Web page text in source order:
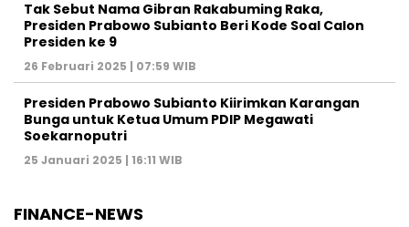
Tak Sebut Nama Gibran Rakabuming Raka,
Presiden Prabowo Subianto Beri Kode Soal Calon
Presiden ke 9
26 Februari 2025 | 07:59 WIB
Presiden Prabowo Subianto Kiirimkan Karangan
Bunga untuk Ketua Umum PDIP Megawati
Soekarnoputri
25 Januari 2025 | 16:11 WIB
FINANCE-NEWS